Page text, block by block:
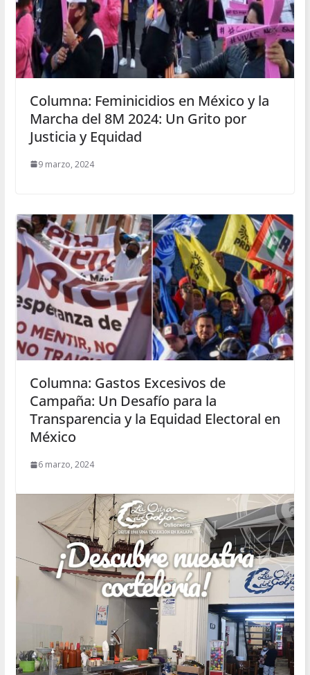
Columna: Feminicidios en México y la
Marcha del 8M 2024: Un Grito por
Justicia y Equidad
9 marzo, 2024
Columna: Gastos Excesivos de
Campaña: Un Desafío para la
Transparencia y la Equidad Electoral en
México
6 marzo, 2024